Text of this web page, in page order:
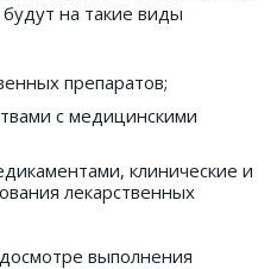
на такие виды
препаратов;
с медицинскими
клинические и
лекарственных
выполнения